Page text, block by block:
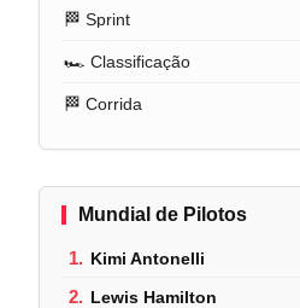
🏁 Sprint
🏎️ Classificação
🏁 Corrida
Mundial de Pilotos
1. Kimi Antonelli
2. Lewis Hamilton